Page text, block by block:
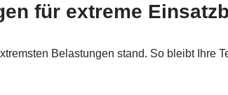
für extreme
Belastungen stand. So bleibt Ihre